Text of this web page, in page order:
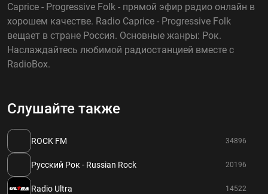
Caprice - Progressive Folk - прямой эфир радио онлайн в
хорошем качестве. Radio Caprice - Progressive Folk
вещает в стране Россия. Основные жанры: Рок.
Наслаждайтесь любимой радиостанцией вместе с
RadioBox.
Слушайте также
ROCK FM 34896
Русский Рок - Russian Rock 20196
Radio Ultra 14522